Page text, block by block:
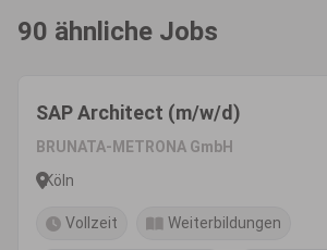
90 ähnliche Jobs
SAP Architect (m/w/d)
BRUNATA-METRONA GmbH
Köln
Vollzeit Weiterbildungen